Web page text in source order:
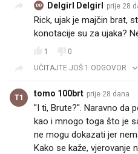
DD Delgirl Delgirl prije 28
Rick, ujak je majčin brat,
konotacije su za ujaka?
1
0
UČITAJTE JOŠ 1 ODGOVOR
T1 tomo 100brt prije 28 dana
''I ti, Brute?''. Naravno da
kao i mnogo toga što je
ne mogu dokazati jer
Kako se kaže, vjerovanje